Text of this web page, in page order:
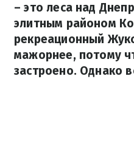
– это леса над
элитным районом
рекреационный
мажорнее, потому
застроено. Однако